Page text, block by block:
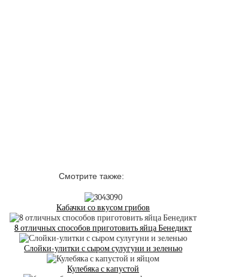
Смотрите также:
Кабачки со вкусом грибов
8 отличных способов приготовить яйца Бенедикт
Слойки-улитки с сыром сулугуни и зеленью
Кулебяка с капустой